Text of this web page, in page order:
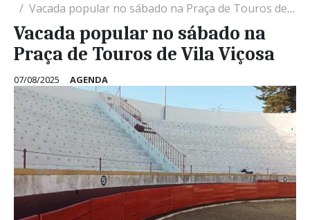
Vacada popular no sábado na Praça de Touros de Vila Viçosa
Vacada popular no sábado na
Praça de Touros de Vila Viçosa
07/08/2025 AGENDA